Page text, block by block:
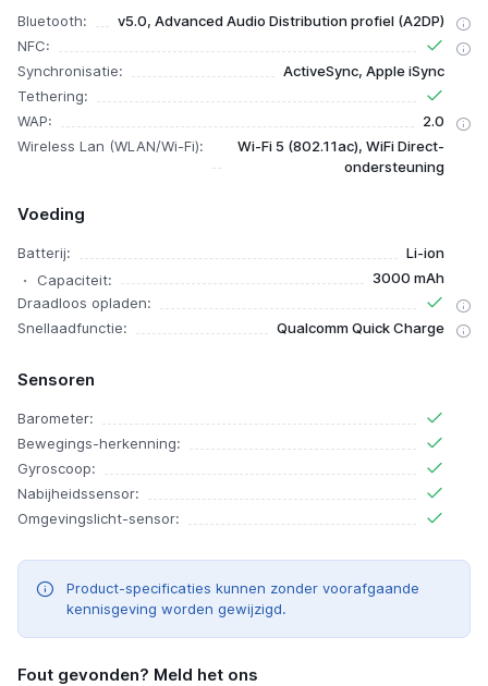
Bluetooth:
v5.0, Advanced Audio Distribution profiel (A2DP)
NFC:
Synchronisatie:
ActiveSync, Apple iSync
Tethering:
WAP:
2.0
Wireless Lan (WLAN/Wi-Fi):
Wi-Fi 5 (802.11ac), WiFi Direct-
ondersteuning
Voeding
Batterij:
Li-ion
Capaciteit:
3000 mAh
Draadloos opladen:
Snellaadfunctie:
Qualcomm Quick Charge
Sensoren
Barometer:
Bewegings-herkenning:
Gyroscoop:
Nabijheidssensor:
Omgevingslicht-sensor:
Product-specificaties kunnen zonder voorafgaande
kennisgeving worden gewijzigd.
Fout gevonden? Meld het ons